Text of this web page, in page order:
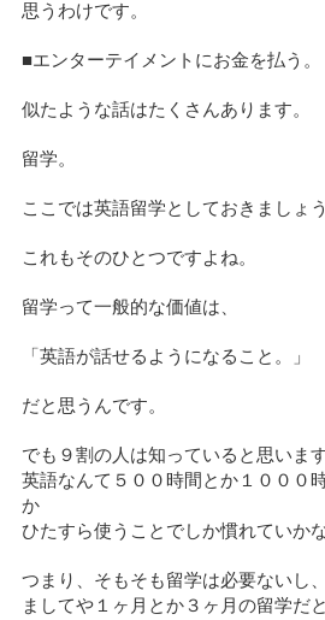
思うわけです。
■エンターテイメントにお金を払う。
似たような話はたくさんあります。
留学。
ここでは英語留学としておきましょう
これもそのひとつですよね。
留学って一般的な価値は、
「英語が話せるようになること。」
だと思うんです。
でも９割の人は知っていると思いま
英語なんて５００時間とか１０００
か
ひたすら使うことでしか慣れていか
つまり、そもそも留学は必要ないし、
ましてや１ヶ月とか３ヶ月の留学だ